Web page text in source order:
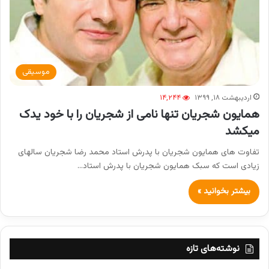
موسیقی
اردیبهشت ۱۸, ۱۳۹۹ ۱۴,۲۴۴
همایون شجریان تنها نامی از شجریان را با خود یدک
میکشد
تفاوت های همایون شجریان با پدرش استاد محمد رضا شجریان سالهای
زیادی است که سبک همایون شجریان با پدرش استاد…
بیشتر بخوانید »
نوشته‌های تازه